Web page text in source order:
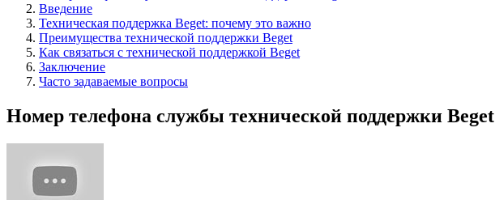
Введение
Техническая поддержка Beget: почему это важно
Преимущества технической поддержки Beget
Как связаться с технической поддержкой Beget
Заключение
Часто задаваемые вопросы
Номер телефона службы технической поддержки Beget